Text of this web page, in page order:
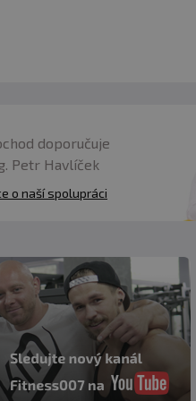
růst čiré
dětem a mladistvým a
doporučuje
Petr Havlíček
o naší spolupráci